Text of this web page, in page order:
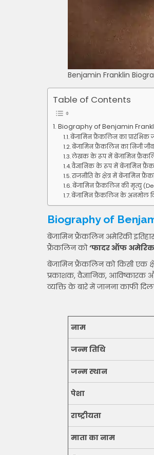
Benjamin Franklin
Table of Contents
Biography of Benjamin
बेंजामिन फ्रैंकलिन का प्रारंभिक
बेंजामिन फ्रैंकलिन का निजी
लेखक के रूप में बेंजामिन
वैज्ञानिक के रूप में बेंजामिन
राजनीति के क्षेत्र में बेंजामिन
बेंजामिन फ्रैंकलिन की मृत्यु
बेंजामिन फ्रैंकलिन के अनमोल
Biography of
बेंजामिन फ्रैंकलिन अमेरिकी
फ्रैंकलिन को‘फादर ऑफ
बेंजामिन फ्रैंकलिन को किसी एक
प्रकाशक, वैज्ञानिक, आविष्कारक
व्यक्ति के बारे में जानना काफी
नाम
जन्म तिथि
जन्म स्थान
पेशा
राष्ट्रीयता
माता का नाम